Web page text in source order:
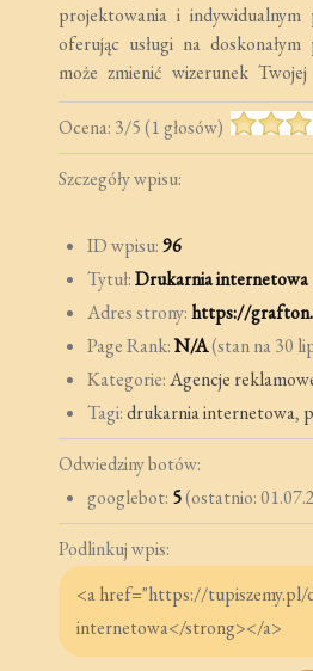
projektowania i
oferując usługi na
może zmienić wizerunek
Ocena: 3/5(1głosów)
Szczegóły wpisu:
ID wpisu:96
Tytuł:Drukarnia internetowa
Adres strony:https://
Page Rank:N/A(stan na 30
Kategorie:Agencje
Tagi:drukarnia internetowa,
Odwiedziny botów:
googlebot: 5(ostatnio:
Podlinkuj wpis: